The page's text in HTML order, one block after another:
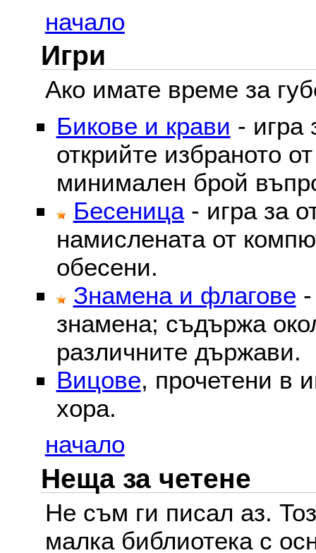
начало
Игри
Ако имате време за
Бикове и крави - игра
открийте избраното
минимален брой
Бесеница- игра за
намислената от
обесени.
Знамена и флагове
знамена; съдържа
различните държави.
Вицове, прочетени в
хора.
начало
Неща за четене
Не съм ги писал аз.
малка библиотека с